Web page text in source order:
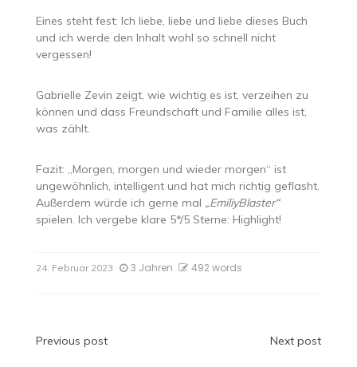
Eines steht fest: Ich liebe, liebe und liebe dieses Buch
und ich werde den Inhalt wohl so schnell nicht
vergessen!
Gabrielle Zevin zeigt, wie wichtig es ist, verzeihen zu
können und dass Freundschaft und Familie alles ist,
was zählt.
Fazit: „Morgen, morgen und wieder morgen“ ist
ungewöhnlich, intelligent und hat mich richtig geflasht.
Außerdem würde ich gerne mal „EmiliyBlaster“
spielen. Ich vergebe klare 5*/5 Sterne: Highlight!
24. Februar 2023 3 Jahren 492 words
Beitragsnavigation
Previous post Next post